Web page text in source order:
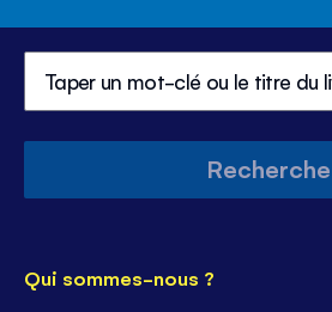
Recherche
Qui sommes-nous ?